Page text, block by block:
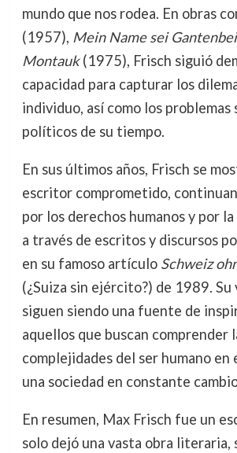
mundo que nos rodea. En obras
(1957), Mein Name sei
Montauk(1975), Frisch siguió
capacidad para capturar los
individuo, así como los problemas
políticos de su tiempo.
En sus últimos años, Frisch se
escritor comprometido,
por los derechos humanos y por
a través de escritos y discursos
en su famoso artículo Schweiz
(¿Suiza sin ejército?) de 1989. Su
siguen siendo una fuente de
aquellos que buscan comprender
complejidades del ser humano
una sociedad en constante
En resumen, Max Frisch fue un
solo dejó una vasta obra literaria,